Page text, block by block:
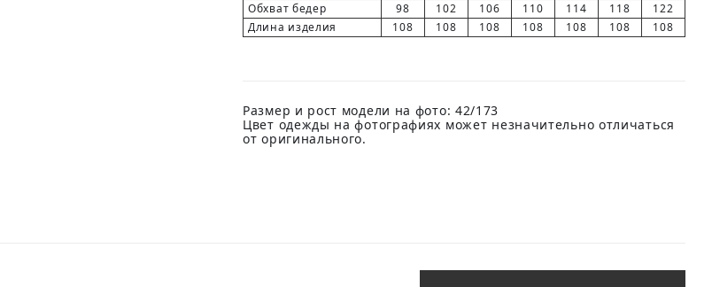
Обхват бедер
98 102 106 110 114 118
122
Длина изделия
108 108 108 108 108 108 108
Размер и рост модели на фото: 42/173
Цвет одежды на фотографиях может незначительно отличаться
от оригинального.